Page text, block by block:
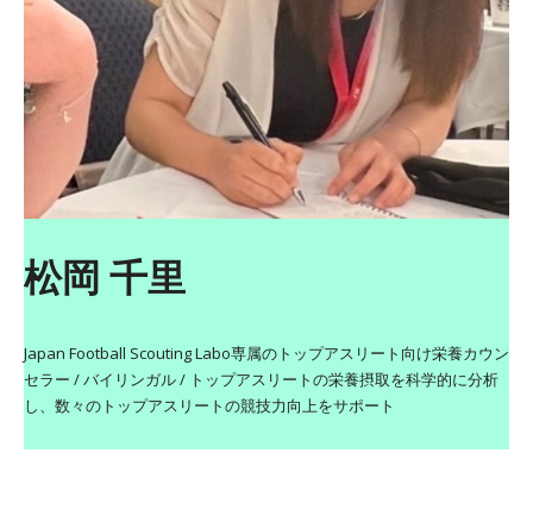
松岡 千里
Japan Football Scouting Labo専属のトップアスリート向け栄養カウン
セラー / バイリンガル / トップアスリートの栄養摂取を科学的に分析
し、数々のトップアスリートの競技力向上をサポート